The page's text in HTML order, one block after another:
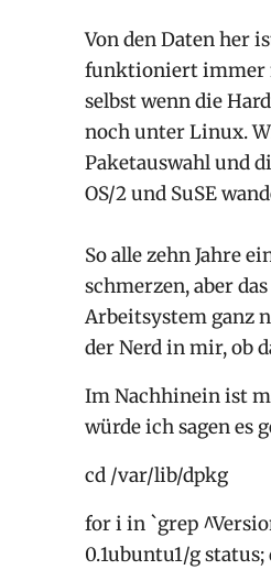
Von den Daten her
funktioniert immer
selbst wenn die
noch unter Linux.
Paketauswahl und
OS/2 und SuSE
So alle zehn Jahre
schmerzen, aber
Arbeitsystem ganz
der Nerd in mir, ob
Im Nachhinein ist
würde ich sagen es
cd /var/lib/dpkg
for i in `grep
0.1ubuntu1/g status;